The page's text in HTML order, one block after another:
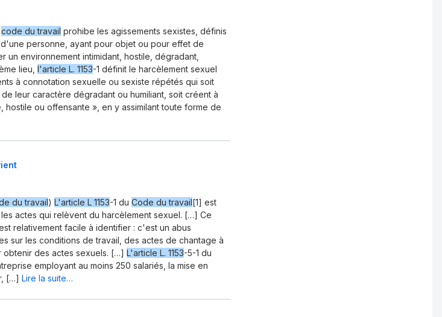
code du travail prohibe les agissements sexistes, définis
personne, ayant pour objet ou pour effet de
environnement intimidant, hostile, dégradant,
lieu, l'article L. 1153-1 définit le harcèlement sexuel
à connotation sexuelle ou sexiste répétés qui soit
leur caractère dégradant ou humiliant, soit créent à
hostile ou offensante », en y assimilant toute forme de
du travail) L'article L 1153-1 du Code du travail[1] est
actes qui relèvent du harcèlement sexuel. […] Ce
relativement facile à identifier : c'est un abus
sur les conditions de travail, des actes de chantage à
obtenir des actes sexuels. […] L'article L. 1153-5-1 du
employant au moins 250 salariés, la mise en
[…] Lire la suite…